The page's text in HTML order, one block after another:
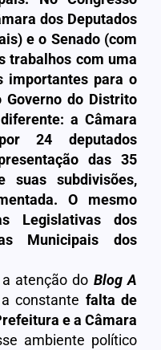
dos Deputados
e o Senado (com
trabalhos com uma
importantes para o
Governo do Distrito
a Câmara
24 deputados
das 35
suas subdivisões,
O mesmo
Legislativas dos
Municipais dos
atenção do Blog A
constante falta de
e a Câmara
ambiente político